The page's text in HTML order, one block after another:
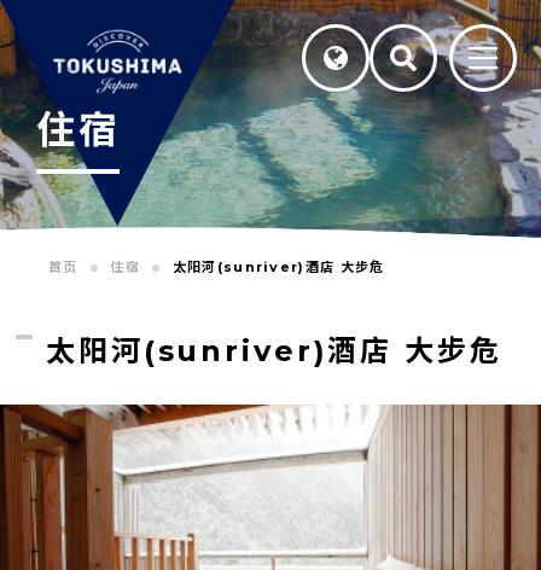
住宿
首页 住宿 太阳河(sunriver)酒店 大步危
太阳河(sunriver)酒店 大步危